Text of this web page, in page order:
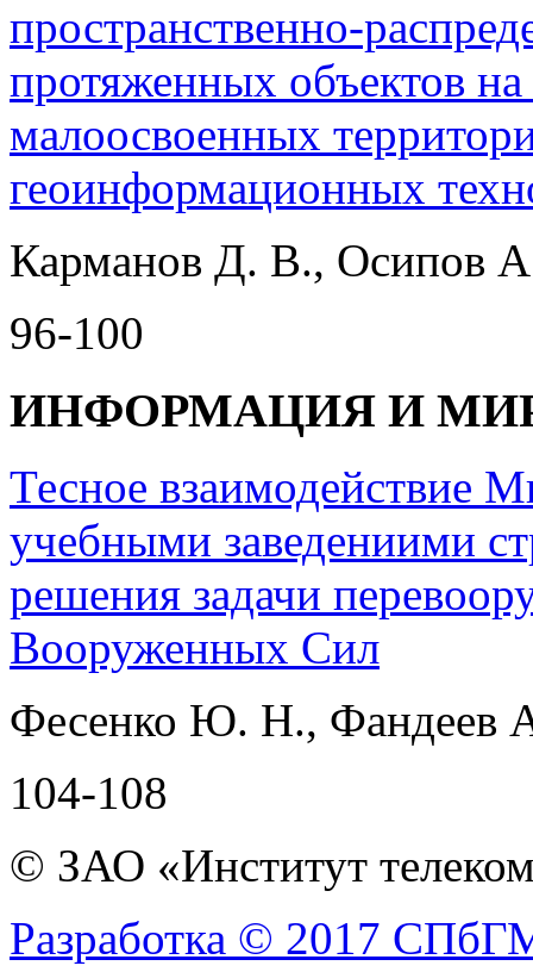
пространственно-
протяженных объектов
малоосвоенных
геоинформационных
Карманов Д. В., Осипов
96-100
ИНФОРМАЦИЯ И
Тесное взаимодействие
учебными заведениими
решения задачи
Вооруженных Сил
Фесенко Ю. Н., Фандеев
104-108
© ЗАО «Институт
Разработка © 2017